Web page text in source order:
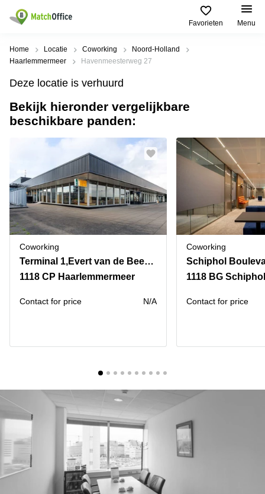
Favorieten Menu
Huren / Verhuren
Productpagina's
Kantoorruimten
Business
Coworking
Spaces
Vergaderruimten
Virtueel
Kantoor
Bedrijfsruimte
Populaire
Steden
Alkmaar
Amsterdam
Westpoort
Bergen
op
Zoom
Amersfoort
Breda
Hengelo
Hilversum
Zwolle
Amsterdam
Populaire
zoekopdrachten
Kantoorruimte
in Breda
Kantoor
op
Zoom
Kantoor
huren
Tiel
Kantoor
huren
Reeuwijk
Business
Business
Hilversum
Business
center
Den
Haag
Coworking
Help
Over ons
Voeg je kantoorruimte toe
Huurprijs
Log in
Home Locatie Coworking
Noord-Holland
Haarlemmermeer
Havenmeesterweg 27
Deze locatie is verhuurd
Bekijk hieronder vergelijkbare
beschikbare panden:
Coworking
Terminal 1,Evert van de Beekstraat 202
1118 CP Haarlemmermeer
Contact for price N/A
Coworking
Schiphol
1118 BG
Contact for price